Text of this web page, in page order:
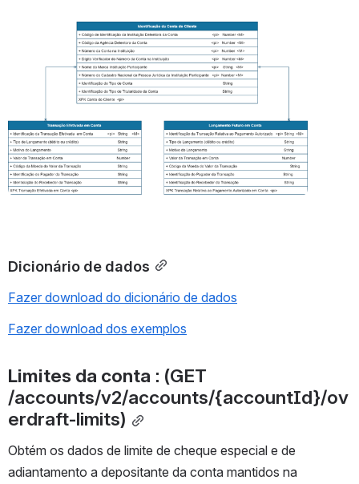
Dicionário de dados
Fazer download do dicionário de dados
Fazer download dos exemplos
Limites da conta : (GET
/accounts/v2/accounts/{accountId}/ov
erdraft-limits)
Obtém os dados de limite de cheque especial e de
adiantamento a depositante da conta mantidos na